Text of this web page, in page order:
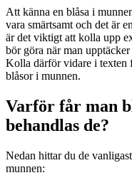
Att känna en blåsa i
vara smärtsamt och det är
är det viktigt att kolla upp
bör göra när man
Kolla därför vidare i texten
blåsor i munnen.
Varför får man
behandlas de?
Nedan hittar du de
munnen: